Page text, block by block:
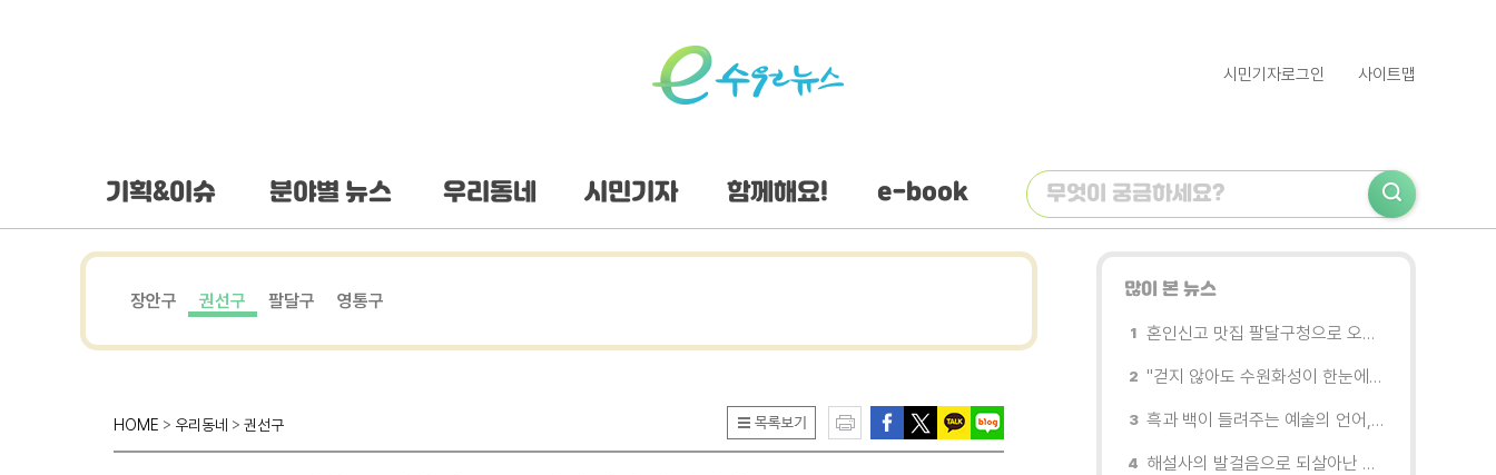
시민기자로그인 사이트맵
기획&이슈 분야별 뉴스 우리동네 시민기자 함께해요! e-book
장안구 권선구 팔달구 영통구
HOME > 우리동네 > 권선구
많이 본 뉴스
혼인신고 맛집 팔달구청으로 오세요
"걷지 않아도 수원화성이 한눈에"…무장애 관광버스 '수원행차' 타보니
흑과 백이 들려주는 예술의 언어, 수원시립미술관 소장품전《블랑 블랙 파노라마》
해설사의 발걸음으로 되살아난 수원의 독립운동 역사